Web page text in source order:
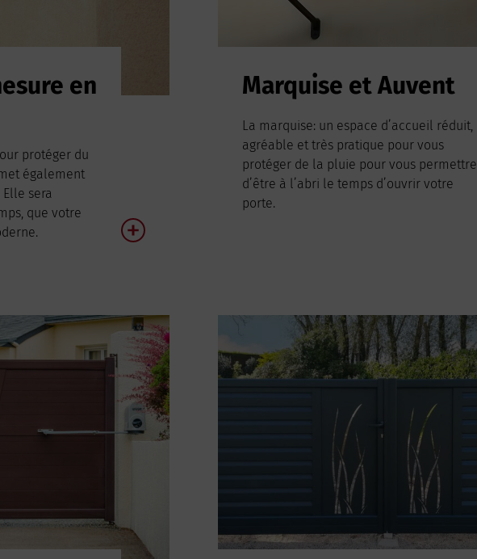
en
protéger du
également
sera
que votre
Marquise et Auvent
La marquise: un espace d’accueil réduit,
agréable et très pratique pour vous
protéger de la pluie pour vous permettre
d’être à l’abri le temps d’ouvrir votre
porte.